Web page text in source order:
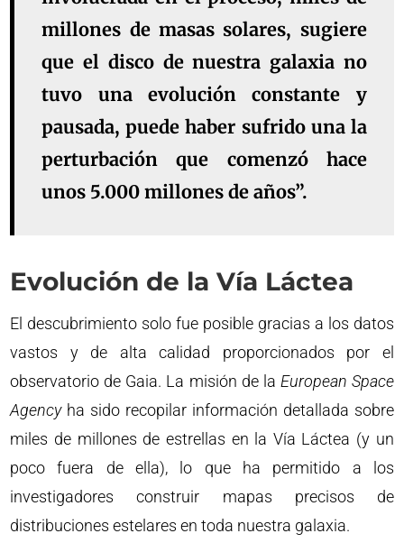
millones de masas solares, sugiere
que el disco de nuestra galaxia no
tuvo una evolución constante y
pausada, puede haber sufrido una la
perturbación que comenzó hace
unos 5.000 millones de años”.
Evolución de la Vía Láctea
El descubrimiento solo fue posible gracias a los datos
vastos y de alta calidad proporcionados por el
observatorio de Gaia. La misión de la European Space
Agencyha sido recopilar información detallada sobre
miles de millones de estrellas en la Vía Láctea (y un
poco fuera de ella), lo que ha permitido a los
investigadores construir mapas precisos de
distribuciones estelares en toda nuestra galaxia.